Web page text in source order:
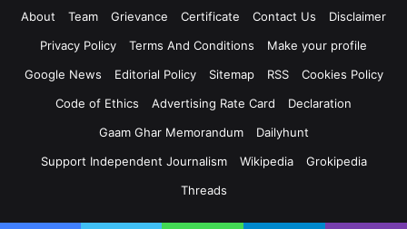
About
Team Grievance Certificate Contact Us
Disclaimer
Privacy Policy
Terms And Conditions
Make your profile
Google News
Editorial Policy Sitemap RSS
Cookies Policy
Code of Ethics
Advertising Rate Card
Declaration
Gaam Ghar Memorandum
Dailyhunt
Support Independent Journalism
Wikipedia
Grokipedia
Threads